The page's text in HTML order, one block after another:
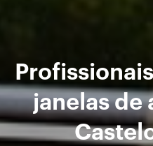
janelas de